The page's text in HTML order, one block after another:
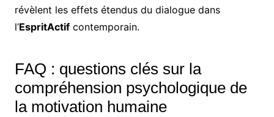
révèlent les effets étendus du dialogue dans
l’EspritActifcontemporain.
FAQ : questions clés sur la
compréhension psychologique de
la motivation humaine